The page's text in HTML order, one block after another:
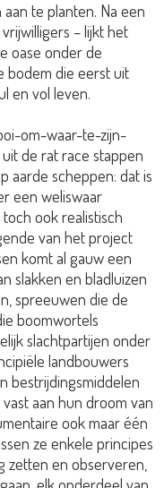
te planten. Na een
– lijkt het
oase onder de
bodem die eerst uit
en vol leven.
om-waar-te-zijn-
de rat race stappen
aarde scheppen: dat is
een weliswaar
ook realistisch
van het project
komt al gauw een
slakken en bladluizen
spreeuwen die de
boomwortels
slachtpartijen onder
landbouwers
bestrijdingsmiddelen
aan hun droom van
ook maar één
ze enkele principes
zetten en observeren,
elk onderdeel van